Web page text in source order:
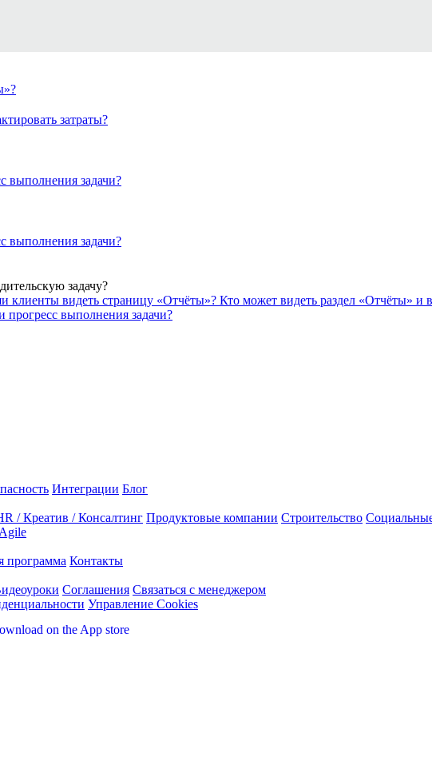
затраты?
выполнения задачи?
выполнения задачи?
задачу?
клиенты видеть страницу «Отчёты»? Кто может видеть раздел «Отчёты» и
прогресс выполнения задачи?
Интеграции Блог
/ Креатив / Консалтинг Продуктовые компании Строительство
Agile
программа Контакты
Соглашения Связаться с менеджером
Управление Cookies
on the App store